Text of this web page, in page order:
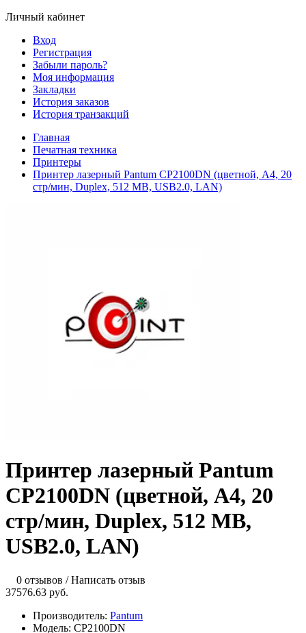
Личный кабинет
Вход
Регистрация
Забыли пароль?
Моя информация
Закладки
История заказов
История транзакций
Главная
Печатная техника
Принтеры
Принтер лазерный Pantum CP2100DN (цветной, A4, 20
стр/мин, Duplex, 512 MB, USB2.0, LAN)
Принтер лазерный Pantum
CP2100DN (цветной, A4, 20
стр/мин, Duplex, 512 MB,
USB2.0, LAN)
0 отзывов /Написать отзыв
37576.63 руб.
Производитель: Pantum
Модель: CP2100DN